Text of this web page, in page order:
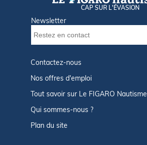
CAP SUR L'ÉVASION
Newsletter
Contactez-nous
Nos offres d'emploi
Tout savoir sur Le FIGARO Nautisme
Qui sommes-nous ?
Plan du site